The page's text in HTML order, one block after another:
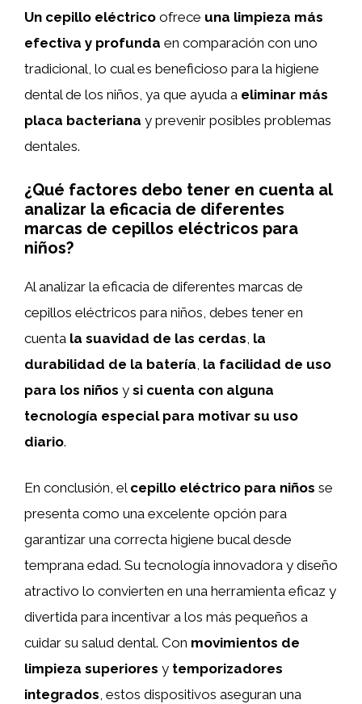
Un cepillo eléctrico ofrece una limpieza más
efectiva y profunda en comparación con uno
tradicional, lo cual es beneficioso para la higiene
dental de los niños, ya que ayuda a eliminar más
placa bacteriana y prevenir posibles problemas
dentales.
¿Qué factores debo tener en cuenta al
analizar la eficacia de diferentes
marcas de cepillos eléctricos para
niños?
Al analizar la eficacia de diferentes marcas de
cepillos eléctricos para niños, debes tener en
cuenta la suavidad de las cerdas la
durabilidad de la batería la facilidad de uso
para los niños y si cuenta con alguna
tecnología especial para motivar su uso
diario.
En conclusión, el cepillo eléctrico para niños se
presenta como una excelente opción para
garantizar una correcta higiene bucal desde
temprana edad. Su tecnología innovadora y diseño
atractivo lo convierten en una herramienta eficaz y
divertida para incentivar a los más pequeños a
cuidar su salud dental. Con movimientos de
limpieza superiores y temporizadores
integrados, estos dispositivos aseguran una